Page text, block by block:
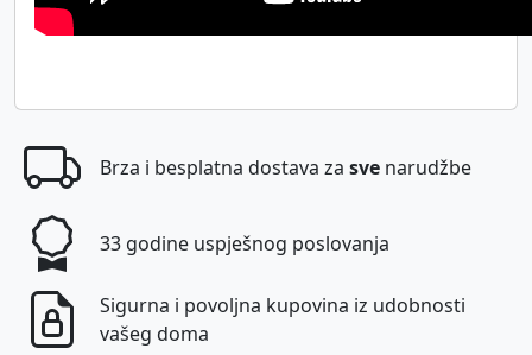
Brza i besplatna dostava za sve narudžbe
33 godine uspješnog poslovanja
Sigurna i povoljna kupovina iz udobnosti
vašeg doma